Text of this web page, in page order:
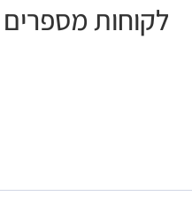
לקוחות מספרים